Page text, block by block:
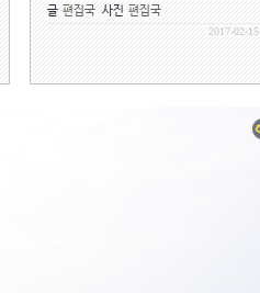
글 편집국 사진 편집국
2017-02-15